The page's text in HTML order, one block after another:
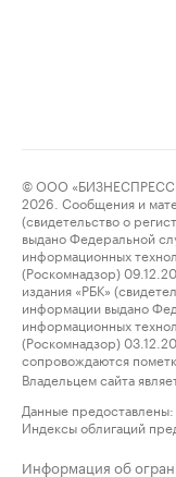
© ООО
2026. Сообщения и
(свидетельство о
выдано Федеральной
информационных
(Роскомнадзор)
издания «РБК»
информации выдано
информационных
(Роскомнадзор)
сопровождаются
Владельцем сайта
Данные предоставлены:
Индексы облигаций
Информация об